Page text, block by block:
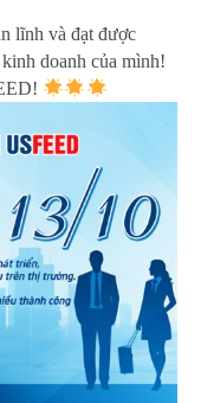
lĩnh và đạt được
doanh của mình!